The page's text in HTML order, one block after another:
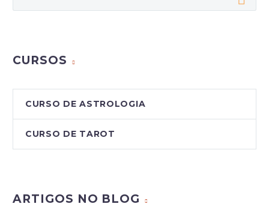
CURSOS
CURSO DE ASTROLOGIA
CURSO DE TAROT
ARTIGOS NO BLOG